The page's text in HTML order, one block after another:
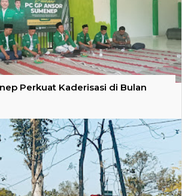
Perkuat Kaderisasi di Bulan